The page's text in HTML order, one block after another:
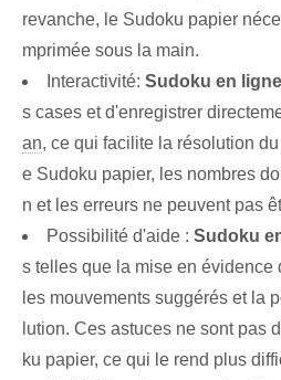
revanche, le Sudoku papier
mprimée sous la main.
Interactivité: Sudoku en ligne
s cases et d'enregistrer
an, ce qui facilite la résolution
e Sudoku papier, les nombres
n et les erreurs ne peuvent pas
Possibilité d'aide : Sudoku
s telles que la mise en évidence
les mouvements suggérés et la
lution. Ces astuces ne sont pas
ku papier, ce qui le rend plus